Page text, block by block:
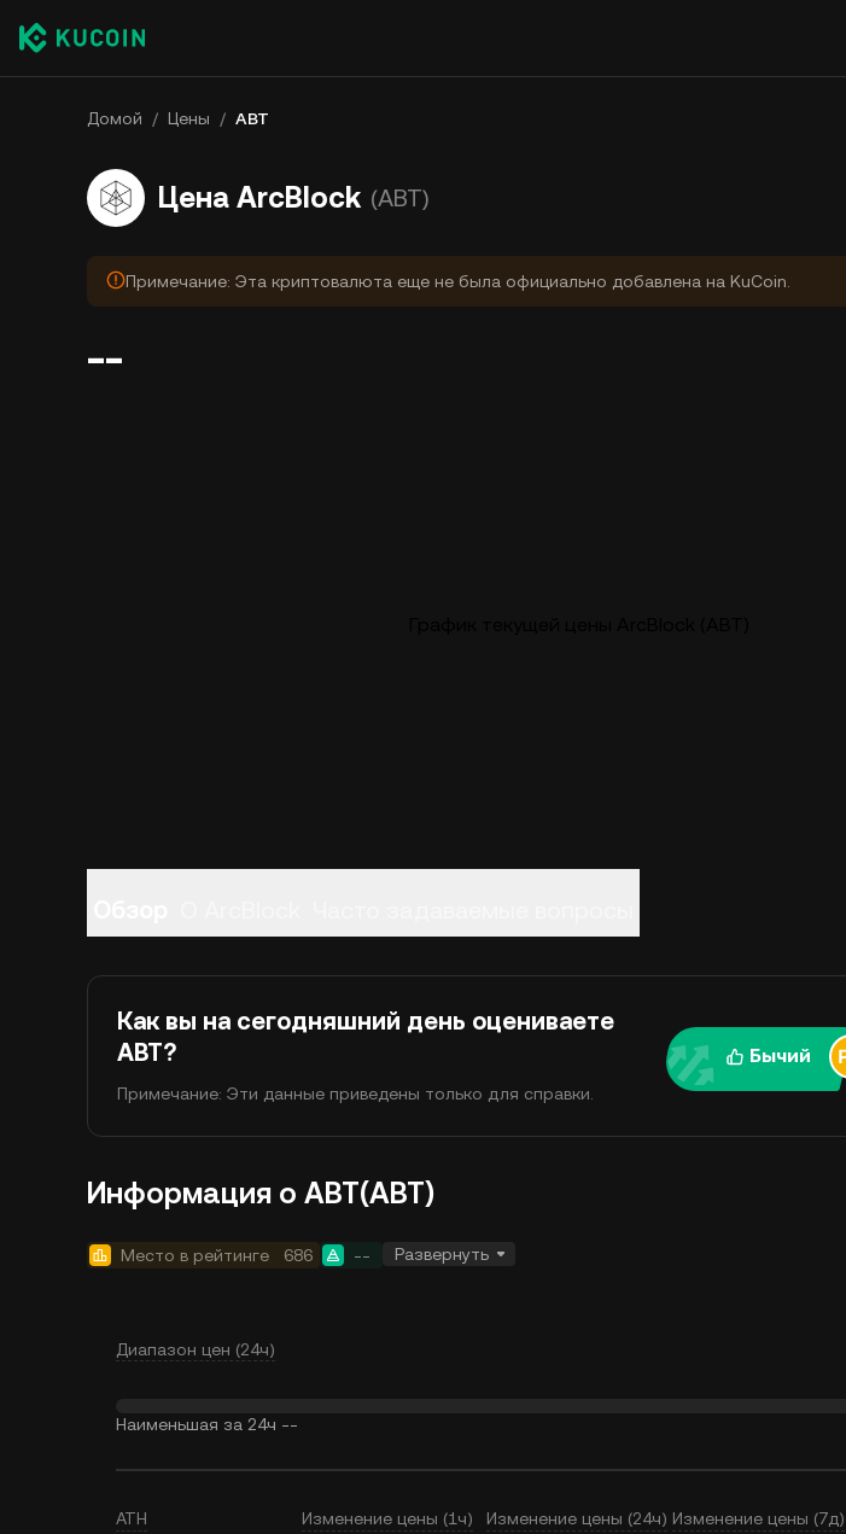
Домой / Цены / ABT
Цена ArcBlock (ABT)
Примечание: Эта криптовалюта еще не была официально добавлена на KuCoin.
--
Как вы на сегодняшний день оцениваете
ABT?
Примечание: Эти данные приведены только для справки.
Бычий
Информация о ABT(ABT)
Место в рейтинге 686 -- Развернуть
Диапазон цен (24ч)
Наименьшая за 24ч --
ATH Изменение цены (1ч) Изменение цены (24ч) Изменение цены (7д)